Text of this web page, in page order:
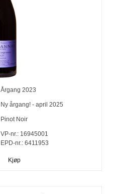
Årgang 2023
Ny årgang! - april 2025
Pinot Noir
VP-nr.:16945001
EPD-nr.: 6411953
Kjøp